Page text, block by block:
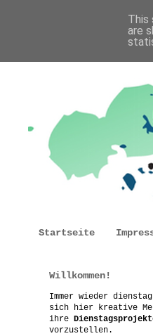
Startseite
Willkommen!
Immer wieder
sich hier kreative
ihre
vorzustellen.
This
are